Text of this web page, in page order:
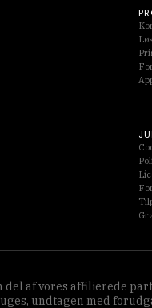
af vores affilierede
undtagen med